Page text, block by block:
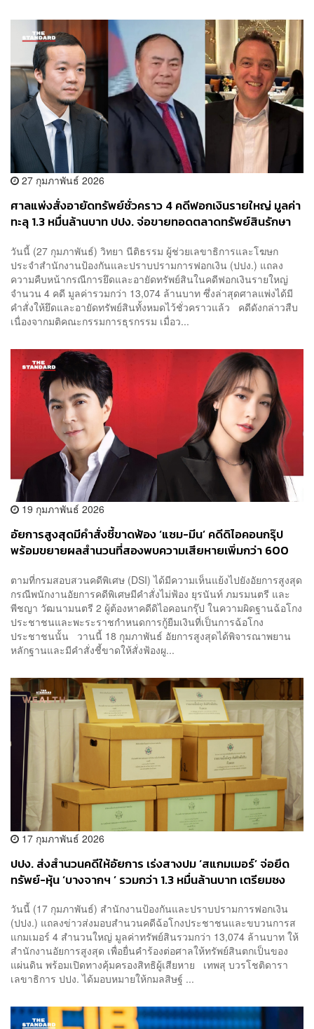
27 กุมภาพันธ์ 2026
ศาลแพ่งสั่งอายัดทรัพย์ชั่วคราว 4 คดีฟอกเงินรายใหญ่ มูลค่า
ทะลุ 1.3 หมื่นล้านบาท ปปง. จ่อขายทอดตลาดทรัพย์สินรักษา
วันนี้ (27 กุมภาพันธ์) วิทยา นีติธรรม ผู้ช่วยเลขาธิการและโฆษก
ประจำสำนักงานป้องกันและปราบปรามการฟอกเงิน (ปปง.) แถลง
ความคืบหน้ากรณีการยึดและอายัดทรัพย์สินในคดีฟอกเงินรายใหญ่
จำนวน 4 คดี มูลค่ารวมกว่า 13,074 ล้านบาท ซึ่งล่าสุดศาลแพ่งได้มี
คำสั่งให้ยึดและอายัดทรัพย์สินทั้งหมดไว้ชั่วคราวแล้ว คดีดังกล่าวสืบ
เนื่องจากมติคณะกรรมการธุรกรรม เมื่อว...
19 กุมภาพันธ์ 2026
อัยการสูงสุดมีคำสั่งชี้ขาดฟ้อง ‘แซม-มีน’ คดีดิไอคอนกรุ๊ป
พร้อมขยายผลสำนวนที่สองพบความเสียหายเพิ่มกว่า 600
ตามที่กรมสอบสวนคดีพิเศษ (DSI) ได้มีความเห็นแย้งไปยังอัยการสูงสุด
กรณีพนักงานอัยการคดีพิเศษมีคำสั่งไม่ฟ้อง ยุรนันท์ ภมรมนตรี และ
พีชญา วัฒนามนตรี 2 ผู้ต้องหาคดีดิไอคอนกรุ๊ป ในความผิดฐานฉ้อโกง
ประชาชนและพะระราชกำหนดการกู้ยืมเงินที่เป็นการฉ้อโกง
ประชาชนนั้น วานนี้ 18 กุมภาพันธ์ อัยการสูงสุดได้พิจารณาพยาน
หลักฐานและมีคำสั่งชี้ขาดให้สั่งฟ้องผู...
17 กุมภาพันธ์ 2026
ปปง. ส่งสำนวนคดีให้อัยการ เร่งสางปม ‘สแกมเมอร์’ จ่อยึด
ทรัพย์-หุ้น ‘บางจากฯ ’ รวมกว่า 1.3 หมื่นล้านบาท เตรียมชง
วันนี้ (17 กุมภาพันธ์) สำนักงานป้องกันและปราบปรามการฟอกเงิน
(ปปง.) แถลงข่าวส่งมอบสำนวนคดีฉ้อโกงประชาชนและขบวนการส
แกมเมอร์ 4 สำนวนใหญ่ มูลค่าทรัพย์สินรวมกว่า 13,074 ล้านบาท ให้
สำนักงานอัยการสูงสุด เพื่อยื่นคำร้องต่อศาลให้ทรัพย์สินตกเป็นของ
แผ่นดิน พร้อมเปิดทางคุ้มครองสิทธิผู้เสียหาย เทพสุ บวรโชติดารา
เลขาธิการ ปปง. ได้มอบหมายให้กมลสิษฐ์ ...